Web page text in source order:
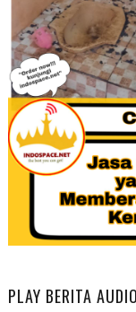
PLAY BERITA